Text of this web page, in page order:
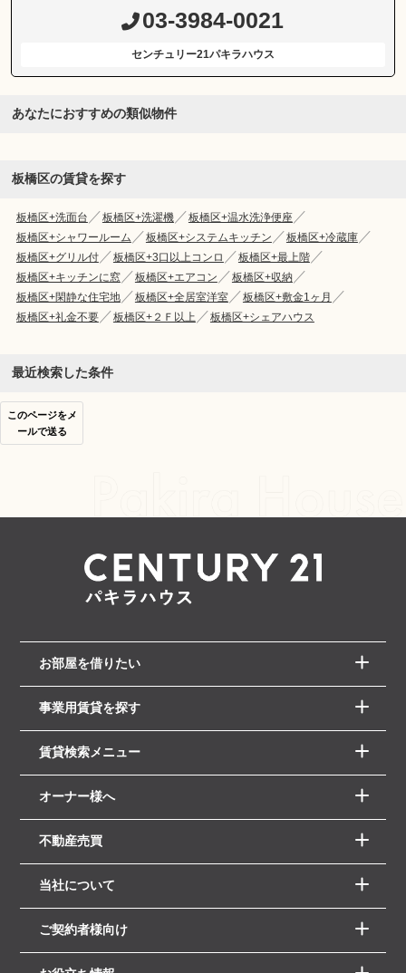
03-3984-0021
センチュリー21パキラハウス
あなたにおすすめの類似物件
板橋区の賃貸を探す
板橋区+洗面台 板橋区+洗濯機
板橋区+温水洗浄便座
板橋区+シャワールーム
板橋区+システムキッチン
板橋区+冷蔵庫
板橋区+グリル付
板橋区+3口以上コンロ
板橋区+最上階
板橋区+キッチンに窓
板橋区+エアコン
板橋区+収納
板橋区+閑静な住宅地
板橋区+全居室洋室
板橋区+敷金1ヶ月
板橋区+礼金不要
板橋区+２Ｆ以上 板橋区+シェアハウス
最近検索した条件
このページをメ
ールで送る
お部屋を借りたい
事業用賃貸を探す
賃貸検索メニュー
オーナー様へ
不動産売買
当社について
ご契約者様向け